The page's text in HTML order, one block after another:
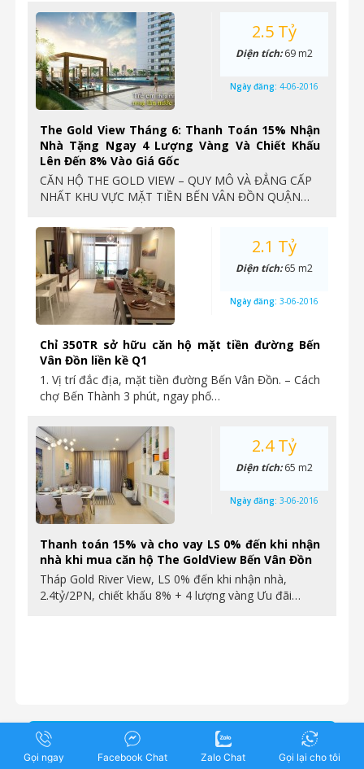
The Gold View Tháng 6: Thanh Toán 15% Nhận
Nhà Tặng Ngay 4 Lượng Vàng Và Chiết Khấu
Lên Đến 8% Vào Giá Gốc
CĂN HỘ THE GOLD VIEW – QUY MÔ VÀ ĐẲNG CẤP
NHẤT KHU VỰC MẶT TIỀN BẾN VÂN ĐỒN QUẬN…
2.5 Tỷ
Diện tích:69 m2
Ngày đăng: 4-06-2016
Chỉ 350TR sở hữu căn hộ mặt tiền đường Bến
Vân Đồn liền kề Q1
1. Vị trí đắc địa, mặt tiền đường Bến Vân Đồn. – Cách
chợ Bến Thành 3 phút, ngay phố…
2.1 Tỷ
Diện tích:65 m2
Ngày đăng: 3-06-2016
Thanh toán 15% và cho vay LS 0% đến khi nhận
nhà khi mua căn hộ The GoldView Bến Vân Đồn
Tháp Gold River View, LS 0% đến khi nhận nhà,
2.4tỷ/2PN, chiết khấu 8% + 4 lượng vàng Ưu đãi…
2.4 Tỷ
Diện tích:65 m2
Ngày đăng: 3-06-2016
Môi giới tiêu biểu
Gọi ngay Facebook Chat Zalo Chat Gọi lại cho tôi